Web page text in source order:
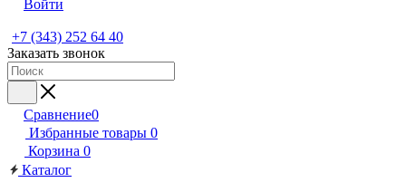
Войти
+7 (343) 252 64 40
Заказать звонок
Сравнение0
Избранные товары 0
Корзина 0
Каталог